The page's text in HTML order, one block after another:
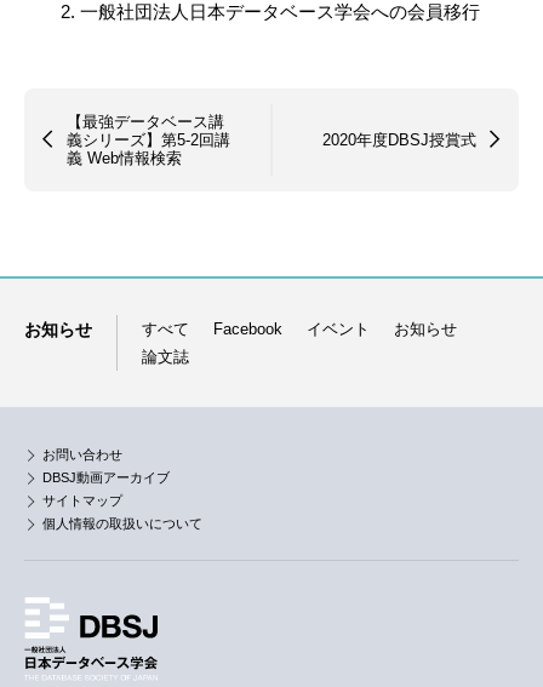
2. 一般社団法人日本データベース学会への会員移行
【最強データベース講
義シリーズ】第5-2回講
義 Web情報検索
2020年度DBSJ授賞式
お知らせ すべて Facebook イベント
お知らせ
論文誌
お問い合わせ
DBSJ動画アーカイブ
サイトマップ
個人情報の取扱いについて